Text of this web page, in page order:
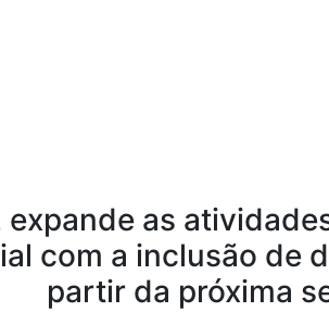
expande as
com a inclusão de
partir da próxima